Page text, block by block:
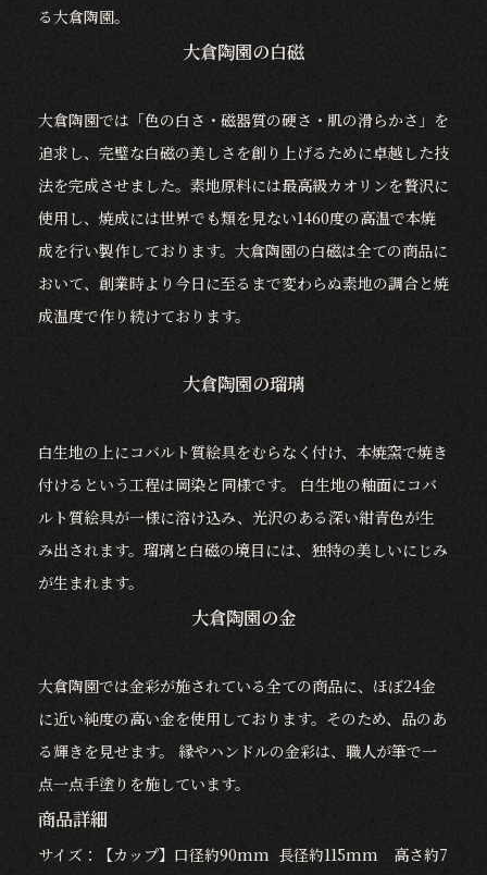
る大倉陶園。
大倉陶園の白磁
大倉陶園では「色の白さ・磁器質の硬さ・肌の滑らかさ」を
追求し、完璧な白磁の美しさを創り上げるために卓越した技
法を完成させました。素地原料には最高級カオリンを贅沢に
使用し、焼成には世界でも類を見ない1460度の高温で本焼
成を行い製作しております。大倉陶園の白磁は全ての商品に
おいて、創業時より今日に至るまで変わらぬ素地の調合と焼
成温度で作り続けております。
大倉陶園の瑠璃
白生地の上にコバルト質絵具をむらなく付け、本焼窯で焼き
付けるという工程は岡染と同様です。 白生地の釉面にコバ
ルト質絵具が一様に溶け込み、光沢のある深い紺青色が生
み出されます。瑠璃と白磁の境目には、独特の美しいにじみ
が生まれます。
大倉陶園の金
大倉陶園では金彩が施されている全ての商品に、ほぼ24金
に近い純度の高い金を使用しております。そのため、品のあ
る輝きを見せます。 縁やハンドルの金彩は、職人が筆で一
点一点手塗りを施しています。
商品詳細
サイズ：【カップ】口径約90mm 長径約115mm 高さ約7